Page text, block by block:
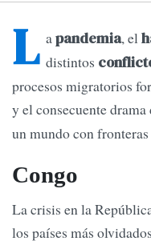
L apandemia, el
distintos
procesos migratorios
y el consecuente drama
un mundo con
Congo
La crisis en la
los países más